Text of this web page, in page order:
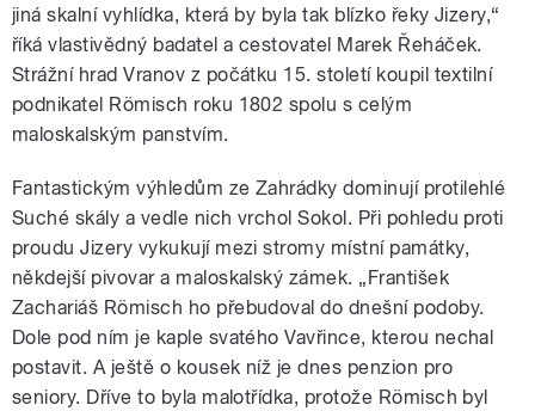
jiná skalní vyhlídka, která by byla tak blízko řeky Jizery,“
říká vlastivědný badatel a cestovatel Marek Řeháček.
Strážní hrad Vranov z počátku 15. století koupil textilní
podnikatel Römisch roku 1802 spolu s celým
maloskalským panstvím.
Fantastickým výhledům ze Zahrádky dominují protilehlé
Suché skály a vedle nich vrchol Sokol. Při pohledu proti
proudu Jizery vykukují mezi stromy místní památky,
někdejší pivovar a maloskalský zámek. „František
Zachariáš Römisch ho přebudoval do dnešní podoby.
Dole pod ním je kaple svatého Vavřince, kterou nechal
postavit. A ještě o kousek níž je dnes penzion pro
seniory. Dříve to byla malotřídka, protože Römisch byl